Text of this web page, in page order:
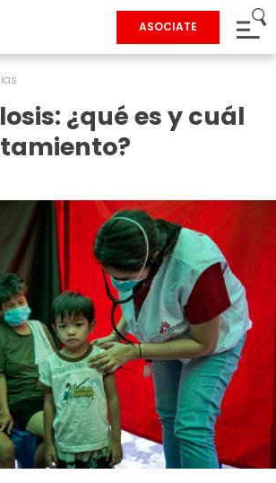
ASOCIATE
¿qué es y cuál